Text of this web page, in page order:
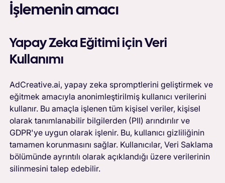
İşlemenin amacı
Yapay Zeka Eğitimi için Veri
Kullanımı
AdCreative.ai, yapay zeka spromptlerini geliştirmek ve
eğitmek amacıyla anonimleştirilmiş kullanıcı verilerini
kullanır. Bu amaçla işlenen tüm kişisel veriler, kişisel
olarak tanımlanabilir bilgilerden (PII) arındırılır ve
GDPR'ye uygun olarak işlenir. Bu, kullanıcı gizliliğinin
tamamen korunmasını sağlar. Kullanıcılar, Veri Saklama
bölümünde ayrıntılı olarak açıklandığı üzere verilerinin
silinmesini talep edebilir.